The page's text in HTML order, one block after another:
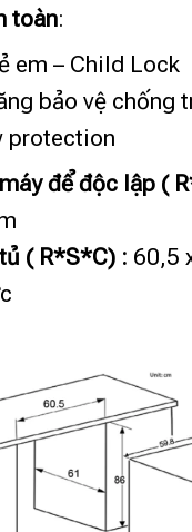
toàn:
em – Child Lock
bảo vệ chống
protection
để độc lập (
( R*S*C) : 60,5